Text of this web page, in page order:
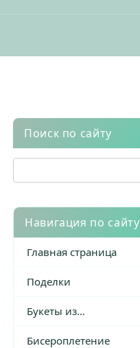
Поиск по сайту
Навигация по сайту
Главная страница
Поделки
Букеты из…
Бисероплетение